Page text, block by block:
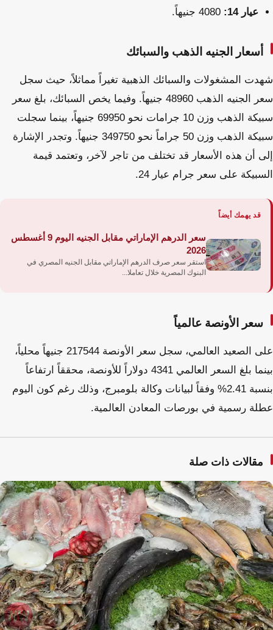
عيار 14:
أسعار الجنيه الذهب والسبائك
شهدت المشغولات والسبائك الذهبية تغيراً مماثلاً، حيث سجل
سعر الجنيه الذهب 48960 جنيهاً. وفيما يخص السبائك، بلغ سعر
سبيكة الذهب وزن 10 جرامات نحو 69950 جنيهاً، بينما سجلت
سبيكة الذهب وزن 50 جراماً نحو 349750 جنيهاً. وتجدر الإشارة
إلى أن هذه الأسعار قد تختلف من تاجر لآخر، وتعتمد قيمة
السبيكة على سعر جرام عيار 24.
قد يهمك أيضاً
سعر الدرهم الإماراتي مقابل الجنيه اليوم 9 أغسطس
2026
استقر سعر صرف الدرهم الإماراتي مقابل الجنيه المصري في
البنوك المصرية خلال تعاملا...
سعر الأونصة عالمياً
على الصعيد العالمي، سجل سعر الأونصة 217544 جنيهاً محلياً،
بينما بلغ السعر العالمي 4341 دولاراً للأونصة، محققاً ارتفاعاً
بنسبة 2.41% وفقاً لبيانات وكالة بلومبرج، وذلك رغم كون اليوم
عطلة رسمية في بورصات المعادن العالمية.
مقالات ذات صلة